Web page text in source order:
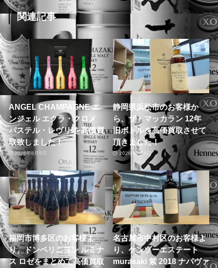
関連記事
ANGEL CHAMPAGNE エ
ンジェル エクラ・クロメ
パステル・レヴリ を高価買
取致しました！
2026年8月5日
静岡県浜松市のお客様か
ら、ザ・マッカラン 12年
旧ボトルを高価買取させて
頂きました！
2026年8月4日
福岡市博多区のお客様よ
り、ドンペリニヨン ルミナ
ス ロゼをまとめて高価買取
名古屋市中村区のお客様よ
り、ケンゾーエステート
murasaki 紫 2018 ナパヴァ